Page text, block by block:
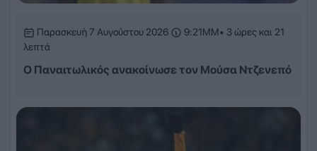
Παρασκευή 7 Αυγούστου 2026 9:21ΜΜ• 3 ώρες και 21
λεπτά
Ο Παναιτωλικός ανακοίνωσε τον Μούσα Ντζενεπό